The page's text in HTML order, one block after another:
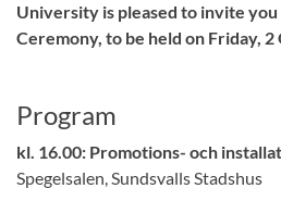
University is pleased to invite
Ceremony, to be held on Friday, 2
Program
kl. 16.00: Promotions- och
Spegelsalen, Sundsvalls Stadshus